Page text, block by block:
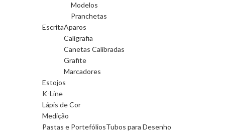
Modelos
Pranchetas
EscritaAparos
Caligrafia
Canetas Calibradas
Grafite
Marcadores
Estojos
K-Line
Lápis de Cor
Medição
Pastas e PortefóliosTubos para Desenho